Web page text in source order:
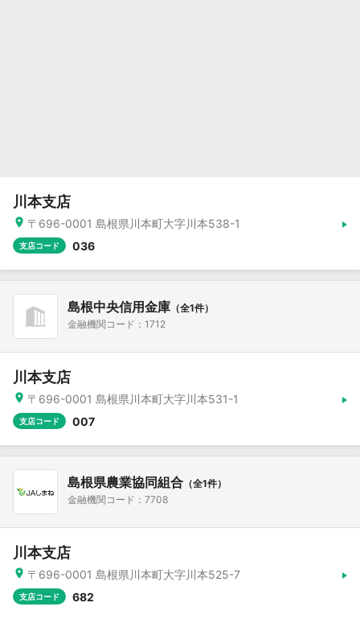
川本支店
〒696-0001 島根県川本町大字川本538-1
支店コード 036
島根中央信用金庫 （全1件）
金融機関コード：1712
川本支店
〒696-0001 島根県川本町大字川本531-1
支店コード 007
島根県農業協同組合 （全1件）
金融機関コード：7708
川本支店
〒696-0001 島根県川本町大字川本525-7
支店コード 682